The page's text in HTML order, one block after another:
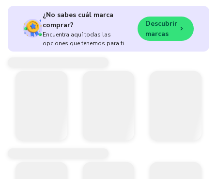
¿No sabes cuál marca
comprar?
Encuentra aquí todas las
opciones que tenemos para ti.
Descubrir
marcas